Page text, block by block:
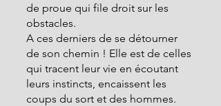
de proue qui file droit sur les
obstacles.
A ces derniers de se détourner
de son chemin ! Elle est de celles
qui tracent leur vie en écoutant
leurs instincts, encaissent les
coups du sort et des hommes.